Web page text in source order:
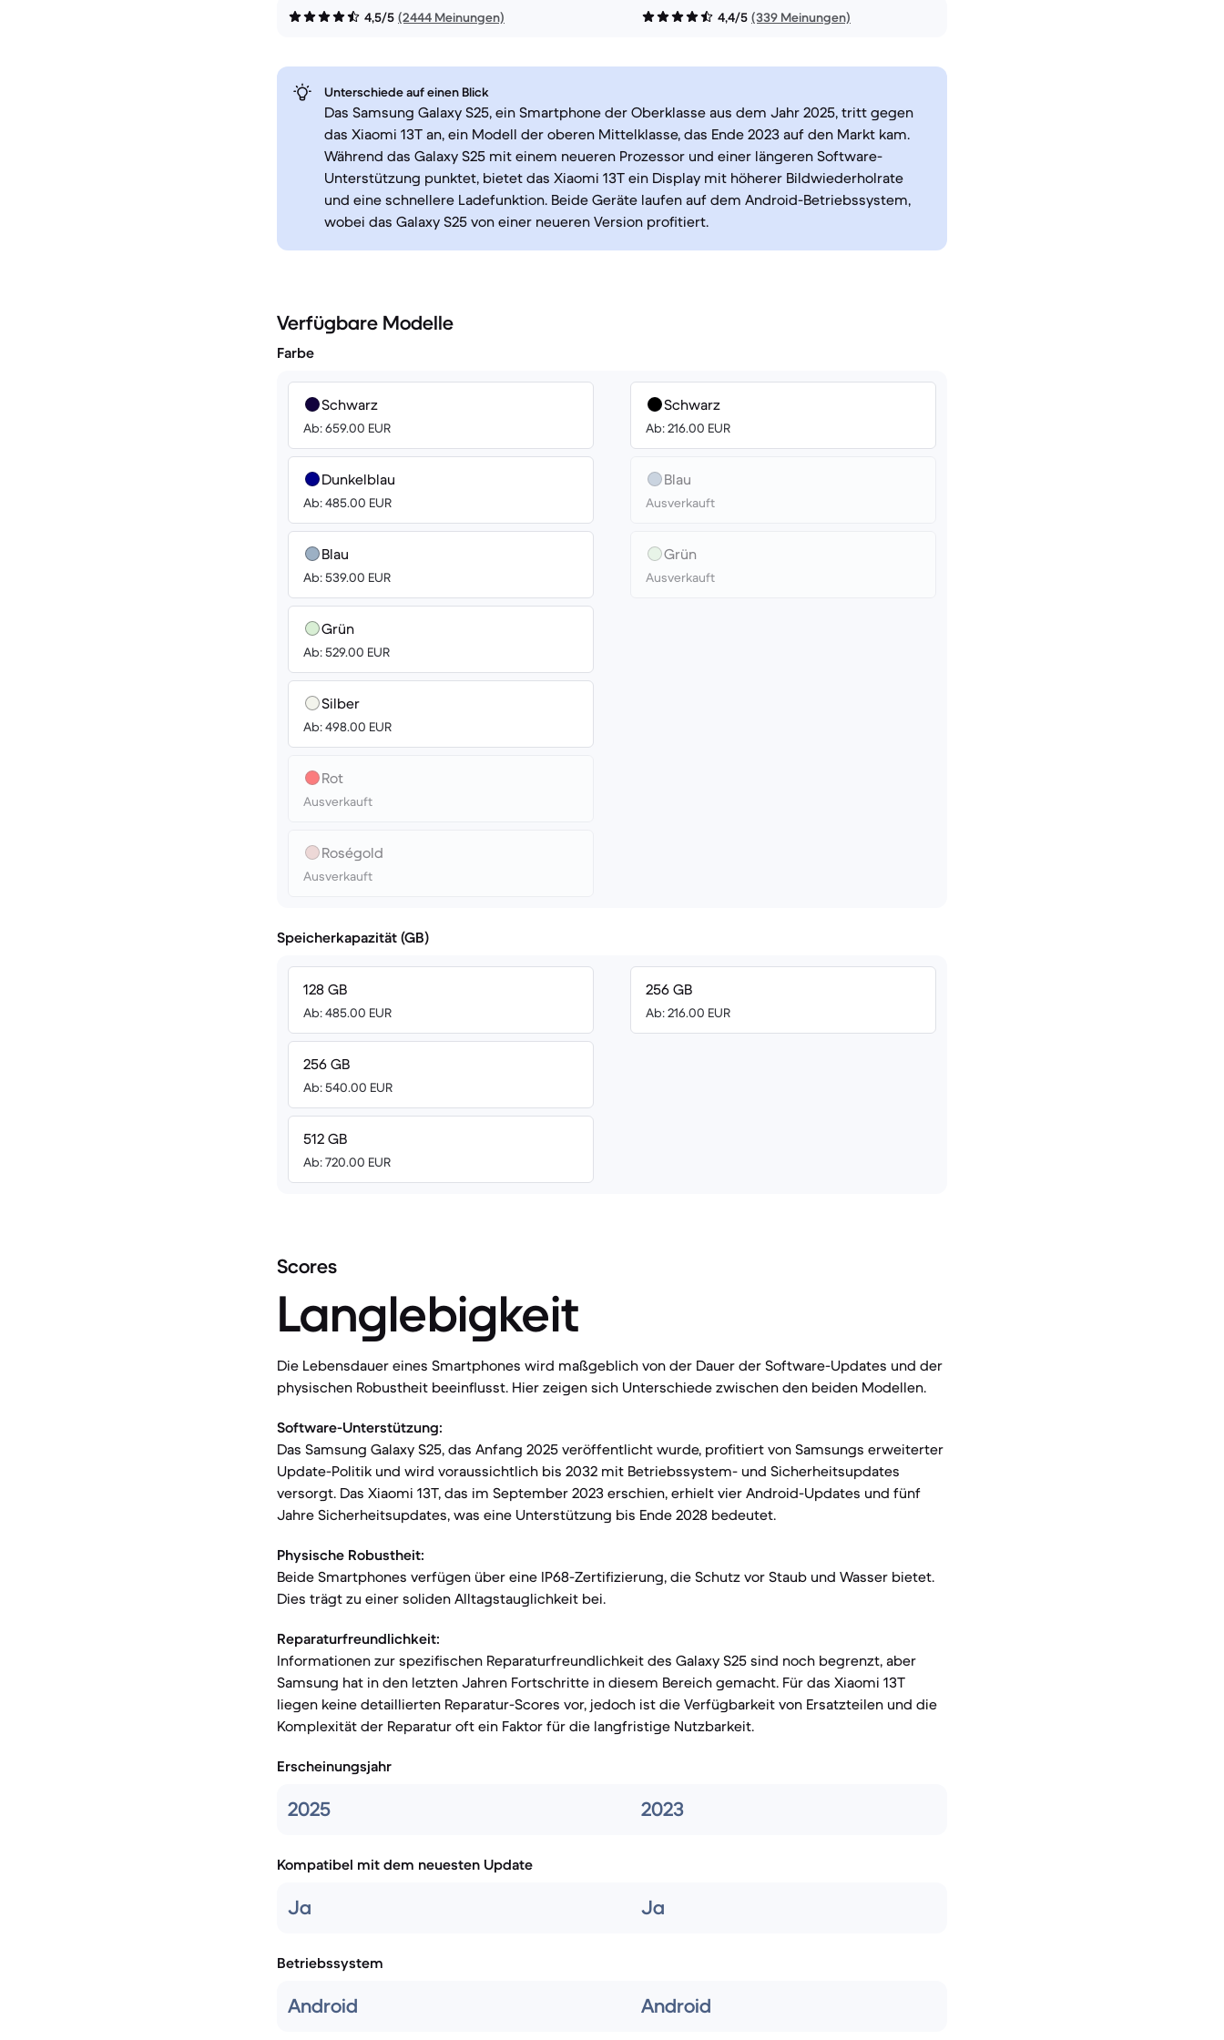
4,5/5 (2444 Meinungen) 4,4/5 (339 Meinungen)
Unterschiede auf einen Blick
Das Samsung Galaxy S25, ein Smartphone der Oberklasse aus dem Jahr 2025, tritt gegen
das Xiaomi 13T an, ein Modell der oberen Mittelklasse, das Ende 2023 auf den Markt kam.
Während das Galaxy S25 mit einem neueren Prozessor und einer längeren Software-
Unterstützung punktet, bietet das Xiaomi 13T ein Display mit höherer Bildwiederholrate
und eine schnellere Ladefunktion. Beide Geräte laufen auf dem Android-Betriebssystem,
wobei das Galaxy S25 von einer neueren Version profitiert.
Verfügbare Modelle
Farbe
Schwarz
Ab: 659.00 EUR
Dunkelblau
Ab: 485.00 EUR
Blau
Ab: 539.00 EUR
Grün
Ab: 529.00 EUR
Silber
Ab: 498.00 EUR
Rot
Ausverkauft
Roségold
Ausverkauft
Schwarz
Ab: 216.00 EUR
Blau
Ausverkauft
Grün
Ausverkauft
Speicherkapazität (GB)
128 GB
Ab: 485.00 EUR
256 GB
Ab: 540.00 EUR
512 GB
Ab: 720.00 EUR
256 GB
Ab: 216.00 EUR
Scores
Langlebigkeit
Die Lebensdauer eines Smartphones wird maßgeblich von der Dauer der Software-Updates und der
physischen Robustheit beeinflusst. Hier zeigen sich Unterschiede zwischen den beiden Modellen.
Software-Unterstützung:
Das Samsung Galaxy S25, das Anfang 2025 veröffentlicht wurde, profitiert von Samsungs erweiterter
Update-Politik und wird voraussichtlich bis 2032 mit Betriebssystem- und Sicherheitsupdates
versorgt. Das Xiaomi 13T, das im September 2023 erschien, erhielt vier Android-Updates und fünf
Jahre Sicherheitsupdates, was eine Unterstützung bis Ende 2028 bedeutet.
Physische Robustheit:
Beide Smartphones verfügen über eine IP68-Zertifizierung, die Schutz vor Staub und Wasser bietet.
Dies trägt zu einer soliden Alltagstauglichkeit bei.
Reparaturfreundlichkeit:
Informationen zur spezifischen Reparaturfreundlichkeit des Galaxy S25 sind noch begrenzt, aber
Samsung hat in den letzten Jahren Fortschritte in diesem Bereich gemacht. Für das Xiaomi 13T
liegen keine detaillierten Reparatur-Scores vor, jedoch ist die Verfügbarkeit von Ersatzteilen und die
Komplexität der Reparatur oft ein Faktor für die langfristige Nutzbarkeit.
Erscheinungsjahr
2025 2023
Kompatibel mit dem neuesten Update
Ja Ja
Betriebssystem
Android Android